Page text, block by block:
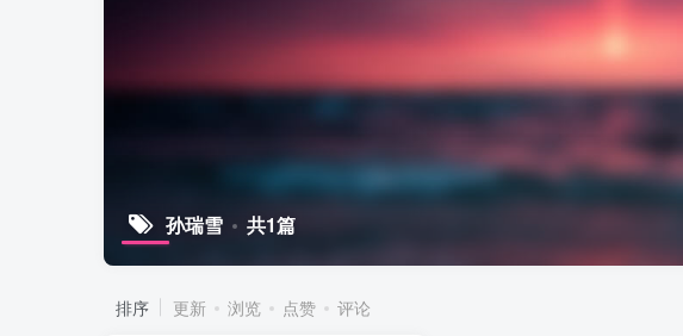
孙瑞雪 共1篇
排序 更新 浏览 点赞 评论